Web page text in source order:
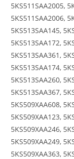
5KS511SAA2005,
5KS511SAA2006,
5KS513SAA145,
5KS513SAA172,
5KS513SAA361,
5KS513SAA174,
5KS513SAA260,
5KS513SAA367,
5KS509XAA608,
5KS509XAA123,
5KS509XAA246,
5KS509XAA249,
5KS509XAA363,